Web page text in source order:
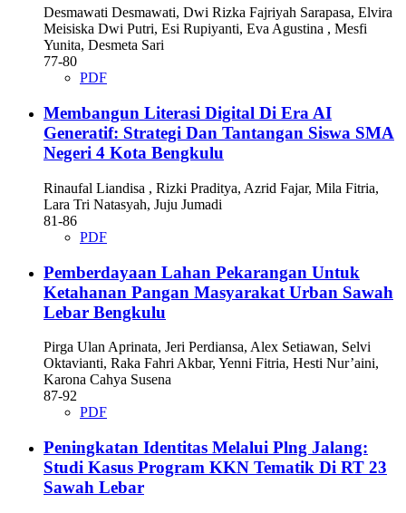
Desmawati Desmawati, Dwi Rizka Fajriyah Sarapasa, Elvira
Meisiska Dwi Putri, Esi Rupiyanti, Eva Agustina , Mesfi
Yunita, Desmeta Sari
77-80
PDF
Membangun Literasi Digital Di Era AI
Generatif: Strategi Dan Tantangan Siswa SMA
Negeri 4 Kota Bengkulu
Rinaufal Liandisa , Rizki Praditya, Azrid Fajar, Mila Fitria,
Lara Tri Natasyah, Juju Jumadi
81-86
PDF
Pemberdayaan Lahan Pekarangan Untuk
Ketahanan Pangan Masyarakat Urban Sawah
Lebar Bengkulu
Pirga Ulan Aprinata, Jeri Perdiansa, Alex Setiawan, Selvi
Oktavianti, Raka Fahri Akbar, Yenni Fitria, Hesti Nur’aini,
Karona Cahya Susena
87-92
PDF
Peningkatan Identitas Melalui Plng Jalang:
Studi Kasus Program KKN Tematik Di RT 23
Sawah Lebar